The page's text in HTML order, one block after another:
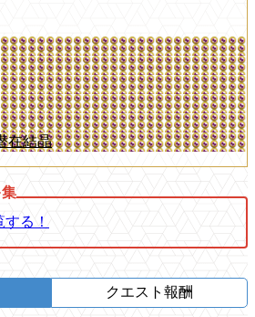
在結晶
る！
クエスト報酬